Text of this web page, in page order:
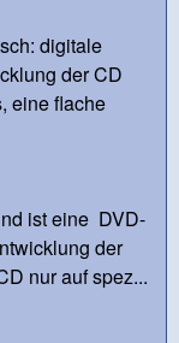
digitale
der CD
eine flache
ist eine DVD-
der
nur auf spez...